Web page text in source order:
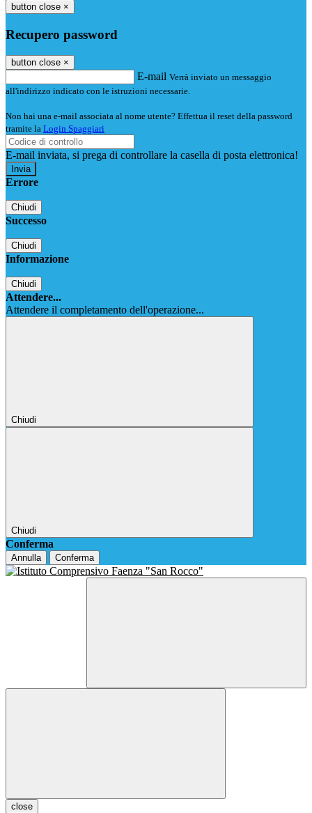
button close ×
Recupero password
button close ×
E-mail Verrà inviato un messaggio
all'indirizzo indicato con le istruzioni necessarie.
Non hai una e-mail associata al nome utente? Effettua il reset della password
tramite la Login Spaggiari
E-mail inviata, si prega di controllare la casella di posta elettronica!
Errore
Chiudi
Successo
Chiudi
Informazione
Chiudi
Attendere...
Attendere il completamento dell'operazione...
Chiudi
Chiudi
Conferma
Annulla Conferma
close